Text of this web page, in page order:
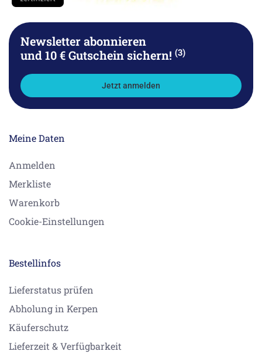
Newsletter abonnieren
und 10 € Gutschein sichern! (3)
Jetzt anmelden
Meine Daten
Anmelden
Merkliste
Warenkorb
Cookie-Einstellungen
Bestellinfos
Lieferstatus prüfen
Abholung in Kerpen
Käuferschutz
Lieferzeit & Verfügbarkeit